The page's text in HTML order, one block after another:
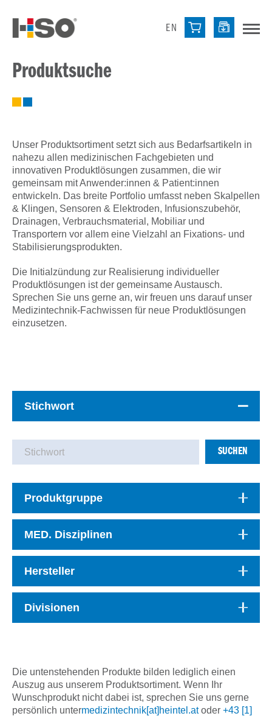
EN
Produktsuche
Unser Produktsortiment setzt sich aus Bedarfsartikeln in
nahezu allen medizinischen Fachgebieten und
innovativen Produktlösungen zusammen, die wir
gemeinsam mit Anwender:innen & Patient:innen
entwickeln. Das breite Portfolio umfasst neben Skalpellen
& Klingen, Sensoren & Elektroden, Infusionszubehör,
Drainagen, Verbrauchsmaterial, Mobiliar und
Transportern vor allem eine Vielzahl an Fixations- und
Stabilisierungsprodukten.
Die Initialzündung zur Realisierung individueller
Produktlösungen ist der gemeinsame Austausch.
Sprechen Sie uns gerne an, wir freuen uns darauf unser
Medizintechnik-Fachwissen für neue Produktlösungen
einzusetzen.
Stichwort
SUCHEN
Produktgruppe
MED. Disziplinen
Hersteller
Divisionen
Die untenstehenden Produkte bilden lediglich einen
Auszug aus unserem Produktsortiment. Wenn Ihr
Wunschprodukt nicht dabei ist, sprechen Sie uns gerne
persönlich untermedizintechnik[at]heintel.atoder +43 [1]